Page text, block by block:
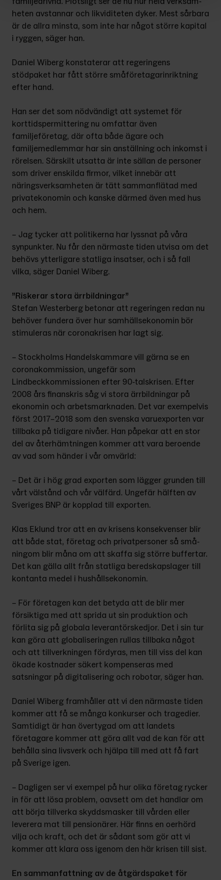
heten avstannar och likviditeten dyker. Mest sårbara
är de allra minsta, som inte har något större kapital
i ryggen, säger han.
Daniel Wiberg konstaterar att regeringens
stödpaket har fått större småföretagarinriktning
efter hand.
Han ser det som nödvändigt att sys­temet för
korttidspermittering nu omfattar även
familjeföretag, där ofta både ägare och
familjemedlemmar har sin anställning och inkomst i
rörelsen. Särskilt utsatta är inte sällan de personer
som driver enskilda firmor, vilket innebär att
näringsverk­samheten är tätt sammanflätad med
privatekonomin och kanske därmed även med hus
och hem.
– Jag tycker att politikerna har lyssnat på våra
synpunkter. Nu får den närmaste tiden utvisa om det
behövs ytterligare statliga insatser, och i så fall
vilka, säger Daniel Wiberg.
”Riskerar stora ärrbildningar”
Stefan Westerberg betonar att reger­ingen redan nu
behöver fundera över hur samhällsekonomin bör
stimuleras när coronakrisen har lagt sig.
– Stockholms Handelskammare vill gärna se en
coronakommission, ungefär som
Lindbeckkommissionen efter 90-talskrisen. Efter
2008 års finanskris såg vi stora ärrbildningar på
ekonomin och arbetsmarknaden. Det var exempelvis
först 2017–2018 som den svenska varuexporten var
tillbaka på tidigare nivåer. Han påpekar att en stor
del av åter­hämtningen kommer att vara bero­ende
av vad som händer i vår omvärld:
– Det är i hög grad exporten som lägger grunden till
vårt välstånd och vår välfärd. Ungefär hälften av
Sveriges BNP är kopplad till exporten.
Klas Eklund tror att en av krisens konsekvenser blir
att både stat, företag och privatpersoner så små­
ningom blir måna om att skaffa sig större buffertar.
Det kan gälla allt från statliga beredskapslager till
kontanta medel i hushållsekonomin.
– För företagen kan det betyda att de blir mer
försiktiga med att sprida ut sin produktion och
förlita sig på globala leverantörskedjor. Det i sin tur
kan göra att globaliseringen rullas tillbaka något
och att tillverkningen fördyras, men till viss del kan
ökade kostnader säkert kompenseras med
satsningar på digitalisering och robotar, säger han.
Daniel Wiberg framhåller att vi den närmaste tiden
kommer att få se många konkurser och tragedier.
Sam­tidigt är han övertygad om att landets
företagare kommer att göra allt vad de kan för att
behålla sina livsverk och hjälpa till med att få fart
på Sverige igen.
– Dagligen ser vi exempel på hur olika företag rycker
in för att lösa problem, oavsett om det handlar om
att börja tillverka skyddsmasker till vården eller
leverera mat till pensio­närer. Här finns en oerhörd
vilja och kraft, och det är sådant som gör att vi
kommer att klara oss igenom den här krisen till sist.
En sammanfattning av de åtgärdspaket för